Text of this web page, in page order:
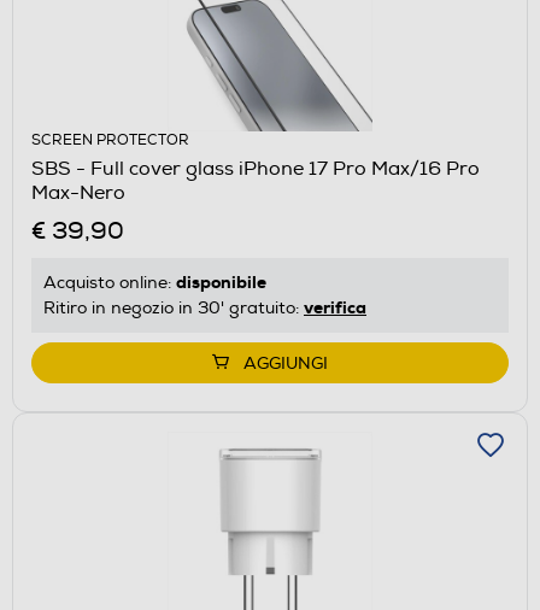
SCREEN PROTECTOR
SBS - Full cover glass iPhone 17 Pro Max/16 Pro
Max-Nero
€ 39,90
Acquisto online: disponibile
Ritiro in negozio in 30' gratuito: verifica
AGGIUNGI